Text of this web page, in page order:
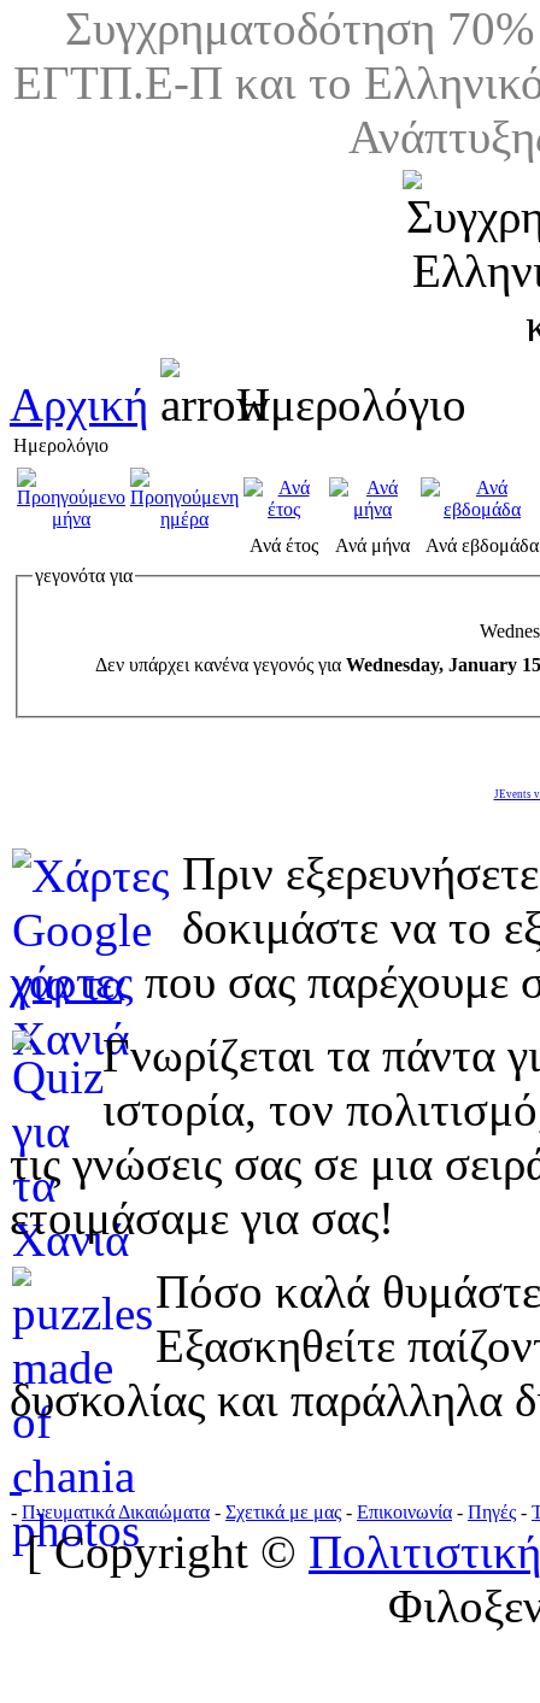
Συγχρηματοδότηση
ΕΓΤΠ.Ε-Π και το
Αρχική Ημερολόγιο
Ημερολόγιο
Ανά έτος Ανά μήνα
Ανά εβδομάδα
γεγονότα για
Δεν υπάρχει κανένα γεγονός για Wednesday, January
JEvents
Πριν
δοκιμάστε να το
χάρτες που σας παρέχουμε
Γνωρίζεται τα πάντα
ιστορία, τον
τις γνώσεις σας σε μια
ετοιμάσαμε για σας!
Πόσο καλά
Εξασκηθείτε
δυσκολίας και παράλληλα
- Πνευματικά Δικαιώματα - Σχετικά με μας - Επικοινωνία - Πηγές -
[ Copyright ©